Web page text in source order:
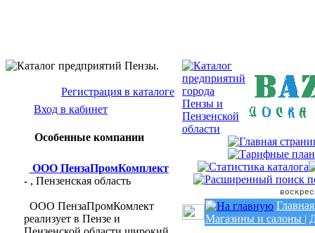
Регистрация в каталоге
Вход в кабинет
Особенные компании
ООО ПензаПромКомплект
- , Пензенская область
ООО ПензаПромКомлект
реализует в Пензе и
Главная
Магазины и салоны |